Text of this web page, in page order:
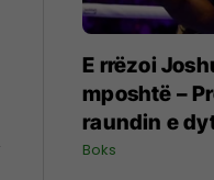
E rrëzoi
mposhtë –
raundin e
Boks